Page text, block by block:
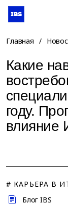
Главная /
Какие
году.
влияние
# КАРЬЕРА В
Блог IBS